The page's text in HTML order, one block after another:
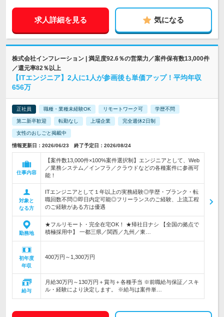
求人詳細を見る 気になる
株式会社インフレーション | 満足度92.6％の営業力／案件保有数13,000件
／還元率82％以上
【ITエンジニア】2人に1人が参画後も単価アップ！平均年収
656万
正社員 職種・業種未経験OK リモートワーク可 学歴不問
第二新卒歓迎 転勤なし 上場企業 完全週休2日制
女性のおしごと掲載中
情報更新日：2026/06/23 終了予定日：2026/08/24
仕事内容
【案件数13,000件×100%案件選択制】エンジニアとして、Web
／業務システム／インフラ／クラウドなどの各種案件に参画可
能！
対象と
なる方
ITエンジニアとして１年以上の実務経験◎学歴・ブランク・転
職回数不問◎即日内定可能◎フリーランスのご経験、上流工程
のご経験がある方は優遇
勤務地
★フルリモート・完全在宅OK！ ★帰社日ナシ 【全国の拠点で
積極採用中】 一都三県／関西／九州／東…
初年度
年収
400万円～1,300万円
給与
月給30万円～130万円＋賞与＋各種手当 ※前職給与保証／スキ
ル・経験により決定します。 ※給与は案件単…